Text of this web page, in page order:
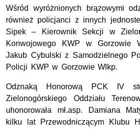
Wśród wyróżnionych brązowymi
również policjanci z innych
Sipek – Kierownik Sekcji w
Konwojowego KWP w Gorzowie
Jakub Cybulski z Samodzielnego
Policji KWP w Gorzowie Wlkp.
Odznaką Honorową PCK IV
Zielonogórskiego Oddziału
uhonorowała mł.asp. Damiana
kilku lat Przewodniczącym Klubu